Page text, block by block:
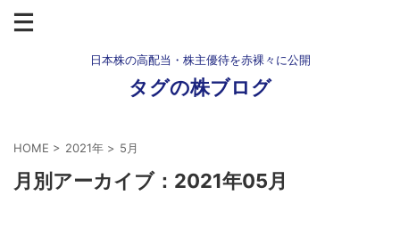
日本株の高配当・株主優待を赤裸々に公開
タグの株ブログ
HOME > 2021年 > 5月
月別アーカイブ：2021年05月